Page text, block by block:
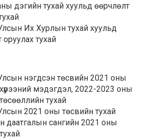
дэгийн тухай хуульд өөрчлөлт
Их Хурлын тухай хуульд
оруулах тухай
нэгдсэн төсвийн 2021 оны
мэдэгдэл, 2022-2023 оны
тухай
2021 оны төсвийн тухай
даатгалын сангийн 2021 оны